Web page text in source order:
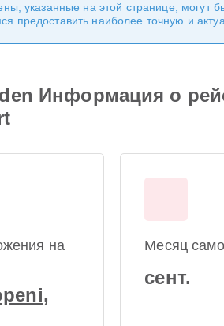
указанные на этой странице, могут
предоставить наиболее точную и
Информация о
на
Месяц
сент.